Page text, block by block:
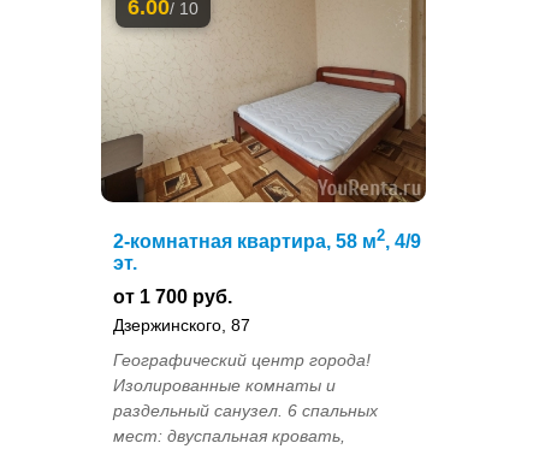
6.00/ 10
2-комнатная квартира, 58 м2, 4/9
эт.
от 1 700 руб.
Дзержинского, 87
Географический центр города!
Изолированные комнаты и
раздельный санузел. 6 спальных
мест: двуспальная кровать,